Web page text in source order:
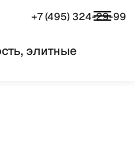
элитные
+7 (495) 324-29-99